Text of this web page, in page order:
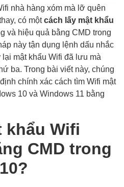
nhà hàng xóm mà lỡ quên
có mộtcách lấy mật khẩu
và hiệu quả bằng CMD trong
này tận dụng lệnh dấu nhắc
mật khẩu Wifi đã lưu mà
ba. Trong bài viết này, chúng
chính xác cách tìm Wifi mật
10 và Windows 11 bằng
khẩu Wifi
CMD trong